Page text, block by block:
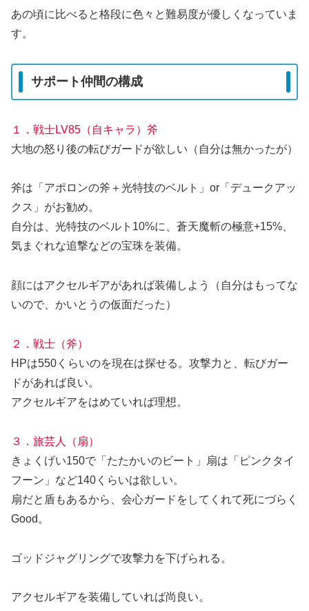
あの頃に比べると格段に色々と難易度が優しくなっていま
す。
サポート仲間の構成
１．戦士LV85（自キャラ）斧
大地の怒り後の転びガードが欲しい（自分は無かったが）
斧は「アポロンの斧＋光特技のベルト」or「デュークアッ
クス」がお勧め。
自分は、光特技のベルト10%に、蒼天魔斬の極意+15%、
気まぐれな追撃などの宝珠を装備。
顔にはアクセルギアがあれば装備しよう（自分はもってな
いので、かいとうの仮面だった）
２．戦士（斧）
HPは550くらいのを現在は探せる。攻撃力と、転びガー
ドがあれば良い。
アクセルギアをはめていれば理想。
３．旅芸人（扇）
きょくげい150で「たたかいのビート」扇は「ピンクタイ
フーン」など140くらいは欲しい。
扇だと盾もあるから、会心ガードをしてくれて死にづらく
Good。
ゴッドジャグリングで攻撃力を下げられる。
アクセルギアを装備していれば尚良い。